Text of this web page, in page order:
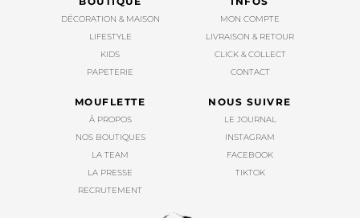
DÉCORATION & MAISON
LIFESTYLE
KIDS
PAPETERIE
MON COMPTE
LIVRAISON & RETOUR
CLICK & COLLECT
CONTACT
MOUFLETTE
À PROPOS
NOS BOUTIQUES
LA TEAM
LA PRESSE
RECRUTEMENT
NOUS SUIVRE
LE JOURNAL
INSTAGRAM
FACEBOOK
TIKTOK